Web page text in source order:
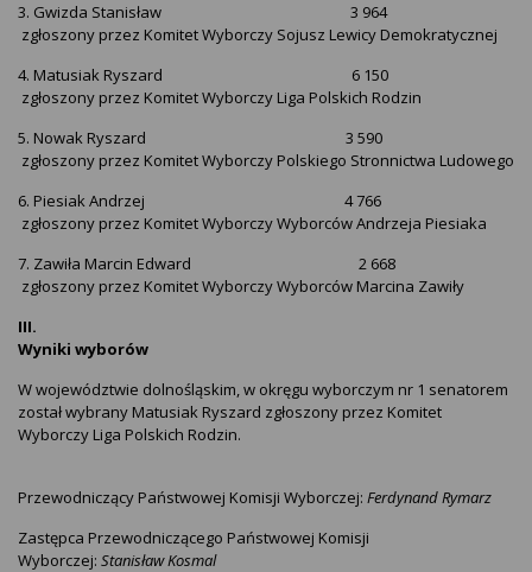
3. Gwizda Stanisław 3 964
zgłoszony przez Komitet Wyborczy Sojusz Lewicy Demokratycznej
4. Matusiak Ryszard 6 150
zgłoszony przez Komitet Wyborczy Liga Polskich Rodzin
5. Nowak Ryszard 3 590
zgłoszony przez Komitet Wyborczy Polskiego Stronnictwa Ludowego
6. Piesiak Andrzej 4 766
zgłoszony przez Komitet Wyborczy Wyborców Andrzeja Piesiaka
7. Zawiła Marcin Edward 2 668
zgłoszony przez Komitet Wyborczy Wyborców Marcina Zawiły
III.
Wyniki wyborów
W województwie dolnośląskim, w okręgu wyborczym nr 1 senatorem
został wybrany Matusiak Ryszard zgłoszony przez Komitet
Wyborczy Liga Polskich Rodzin.
Przewodniczący Państwowej Komisji Wyborczej: Ferdynand Rymarz
Zastępca Przewodniczącego Państwowej Komisji
Wyborczej: Stanisław Kosmal